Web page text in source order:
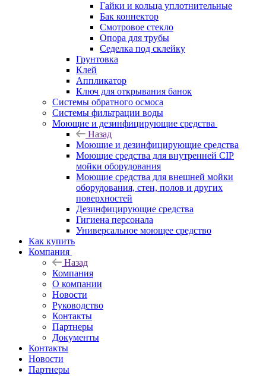
Гайки и кольца уплотнительные
Бак коннектор
Смотровое стекло
Опора для трубы
Седелка под склейку
Грунтовка
Клей
Аппликатор
Ключ для открывания банок
Системы обратного осмоса
Системы фильтрации воды
Моющие и дезинфицирующие средства
Назад
Моющие и дезинфицирующие средства
Моющие средства для внутренней CIP
мойки оборудования
Моющие средства для внешней мойки
оборудования, стен, полов и других
поверхностей
Дезинфицирующие средства
Гигиена персонала
Универсальное моющее средство
Как купить
Компания
Назад
Компания
О компании
Новости
Руководство
Контакты
Партнеры
Документы
Контакты
Новости
Партнеры